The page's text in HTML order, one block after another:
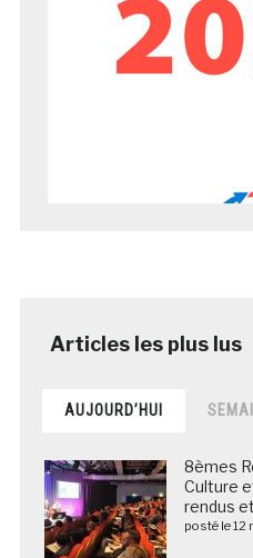
AUJOURD’HUI
8èmes
Culture
rendus
posté le 12